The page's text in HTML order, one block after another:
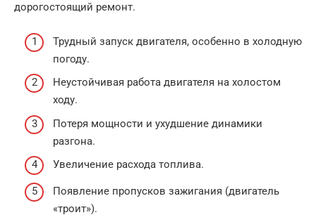
дорогостоящий ремонт.
Трудный запуск двигателя, особенно в холодную
погоду.
Неустойчивая работа двигателя на холостом
ходу.
Потеря мощности и ухудшение динамики
разгона.
Увеличение расхода топлива.
Появление пропусков зажигания (двигатель
«троит»).